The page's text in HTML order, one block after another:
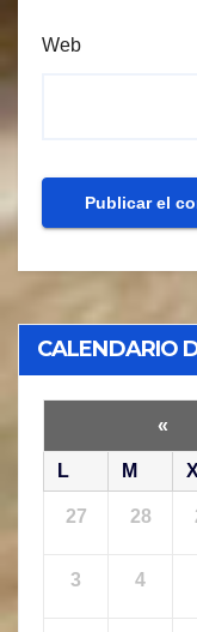
Web
CALENDARIO
«
L M X
27 28
3 4